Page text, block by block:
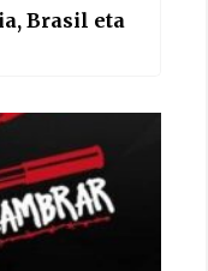
Brasil eta